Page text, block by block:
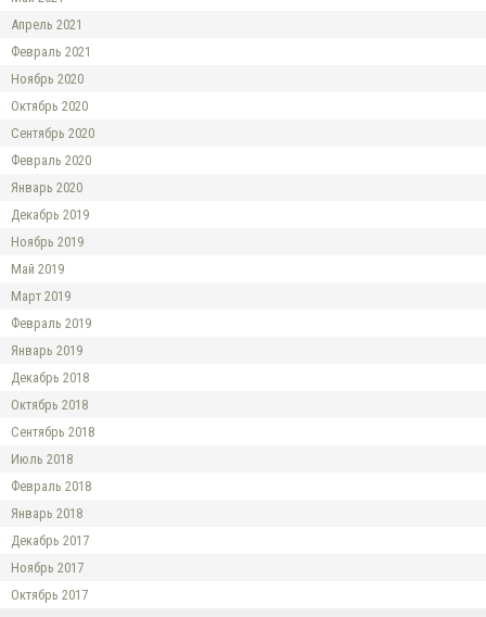
Апрель 2021
Февраль 2021
Ноябрь 2020
Октябрь 2020
Сентябрь 2020
Февраль 2020
Январь 2020
Декабрь 2019
Ноябрь 2019
Май 2019
Март 2019
Февраль 2019
Январь 2019
Декабрь 2018
Октябрь 2018
Сентябрь 2018
Июль 2018
Февраль 2018
Январь 2018
Декабрь 2017
Ноябрь 2017
Октябрь 2017